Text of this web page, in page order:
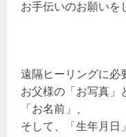
お手伝いのお願いを
遠隔ヒーリングに必
お父様の「お写真」
「お名前」、
そして、「生年月日